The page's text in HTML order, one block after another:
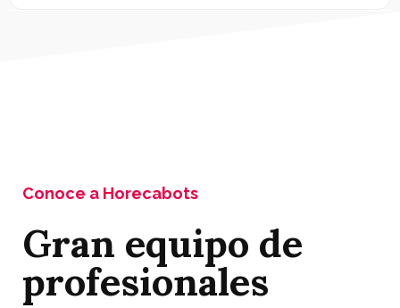
Conoce a Horecabots
Gran equipo de
profesionales